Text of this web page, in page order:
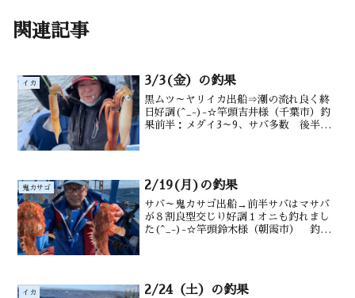
関連記事
イカ 3/3(金）の釣果
黒ムツ～ヤリイカ出船⇒潮の流れ良く終
日好調(^_-)-☆竿頭吉井様（千葉市）釣
果前半：メダイ3～9、サバ多数 後半：
鬼カサゴ 2/19(月)の釣果
サバ～鬼カサゴ出船→前半サバはマサバ
が８割良型交じり好調１オニも釣れまし
た(^_-)-☆竿頭鈴木様（朝霞市） 釣果
イカ 2/24（土）の釣果